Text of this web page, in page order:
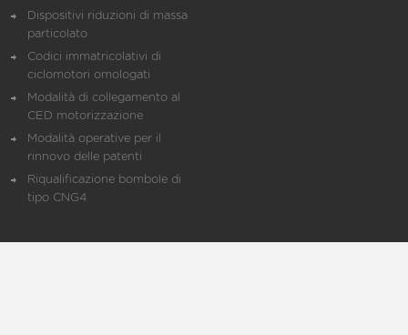
Dispositivi riduzioni di massa
particolato
Codici immatricolativi di
ciclomotori omologati
Modalità di collegamento al
CED motorizzazione
Modalità operative per il
rinnovo delle patenti
Riqualificazione bombole di
tipo CNG4